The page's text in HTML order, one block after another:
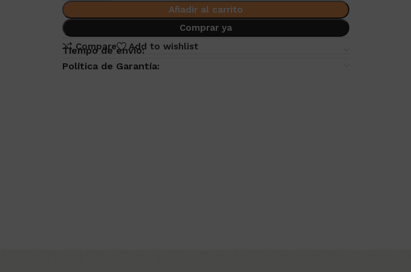
Añadir al carrito
Comprar ya
Compare
Add to wishlist
Tiempo de envio:
Política de Garantía: